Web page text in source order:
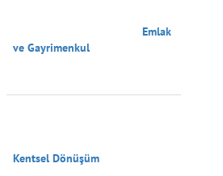
ve Gayrimenkul
Kentsel Dönüşüm